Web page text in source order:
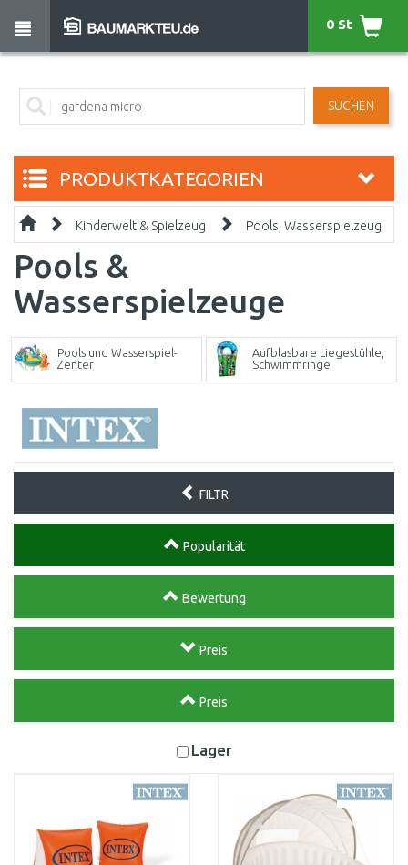
SUCHEN
0 St
PRODUKTKATEGORIEN
Kinderwelt & Spielzeug Pools, Wasserspielzeug
Pools &
Wasserspielzeuge
Pools und Wasserspiel-
Zenter
Aufblasbare Liegestühle,
Schwimmringe
FILTR
Popularität
Bewertung
Preis
Preis
Lager